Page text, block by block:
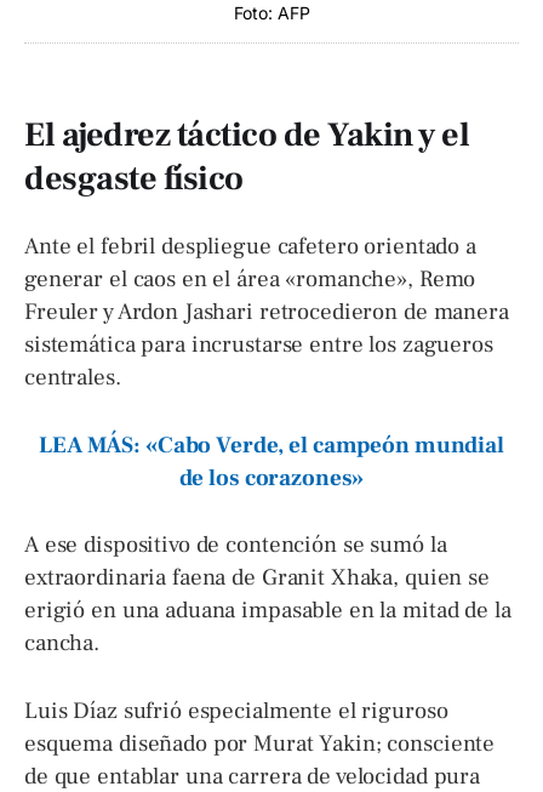
Foto: AFP
El ajedrez táctico de Yakin y el
desgaste físico
Ante el febril despliegue cafetero orientado a
generar el caos en el área «romanche», Remo
Freuler y Ardon Jashari retrocedieron de manera
sistemática para incrustarse entre los zagueros
centrales.
LEA MÁS: «Cabo Verde, el campeón mundial
de los corazones»
A ese dispositivo de contención se sumó la
extraordinaria faena de Granit Xhaka, quien se
erigió en una aduana impasable en la mitad de la
cancha.
Luis Díaz sufrió especialmente el riguroso
esquema diseñado por Murat Yakin; consciente
de que entablar una carrera de velocidad pura